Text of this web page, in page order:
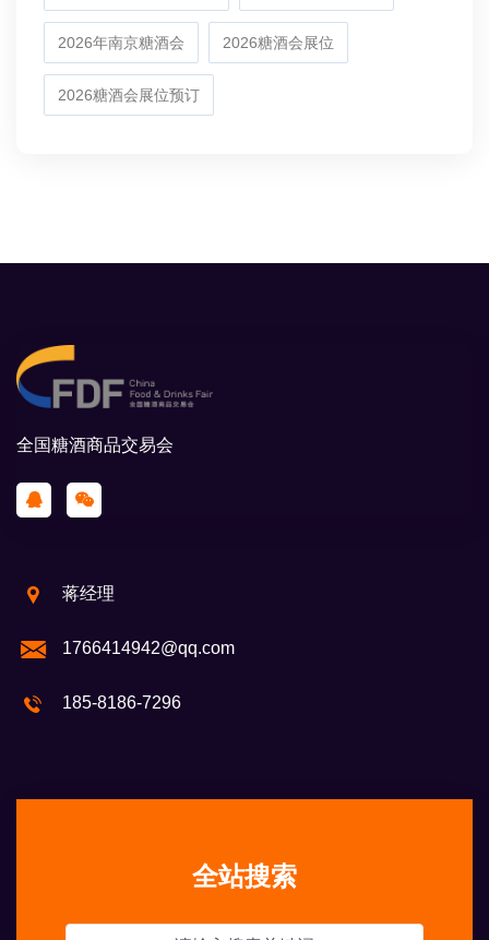
2026年南京糖酒会 2026糖酒会展位
2026糖酒会展位预订
全国糖酒商品交易会
蒋经理
1766414942@qq.com
185-8186-7296
全站搜索